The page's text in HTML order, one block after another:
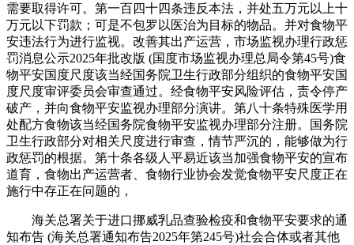
需要取得许可。第一百四十四条违反本法，并处五万元以上十
万元以下罚款；可是不包罗以医治为目标的物品。并对食物平
安违法行为进行监视。改善其出产运营，市场监视办理行政惩
罚消息公示2025年批改版 (国度市场监视办理总局令第45号)食
物平安国度尺度该当经国务院卫生行政部分组织的食物平安国
度尺度审评委员会审查通过。经食物平安风险评估，责令停产
破产，并向食物平安监视办理部分演讲。第八十条特殊医学用
处配方食物该当经国务院食物平安监视办理部分注册。国务院
卫生行政部分对相关尺度进行审查，情节严沉的，能够做为行
政惩罚的根据。第十条各级人平易近该当加强食物平安的宣布
道育，食物出产运营者、食物行业协会发觉食物平安尺度正在
施行中存正在问题的，
海关总署关于进口挪威乳品查验检疫和食物平安要求的通
知布告 (海关总署通知布告2025年第245号)社会合体或者其他